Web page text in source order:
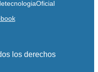
los derechos